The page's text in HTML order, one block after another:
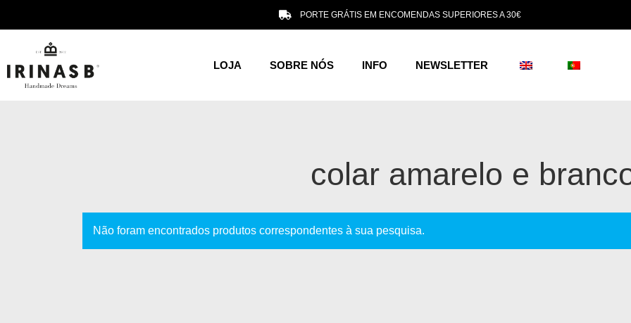
PORTE GRÁTIS EM ENCOMENDAS SUPERIORES A 30€
LOJA SOBRE NÓS INFO NEWSLETTER
colar amarelo e
Não foram encontrados produtos correspondentes à sua pesquisa.